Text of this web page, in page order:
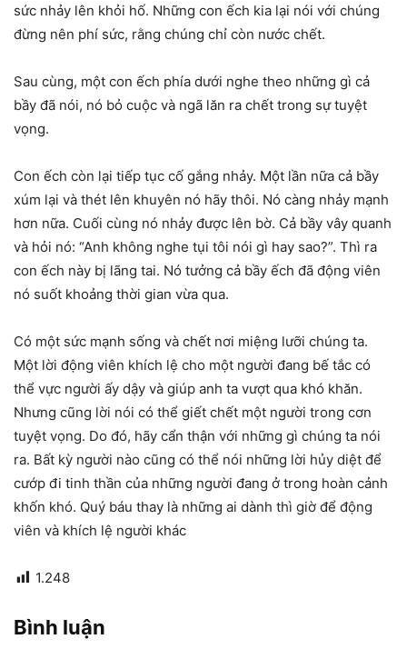
sức nhảy lên khỏi hố. Những con ếch kia lại nói với chúng
đừng nên phí sức, rằng chúng chỉ còn nước chết.
Sau cùng, một con ếch phía dưới nghe theo những gì cả
bầy đã nói, nó bỏ cuộc và ngã lăn ra chết trong sự tuyệt
vọng.
Con ếch còn lại tiếp tục cố gắng nhảy. Một lần nữa cả bầy
xúm lại và thét lên khuyên nó hãy thôi. Nó càng nhảy mạnh
hơn nữa. Cuối cùng nó nhảy được lên bờ. Cả bầy vây quanh
và hỏi nó: “Anh không nghe tụi tôi nói gì hay sao?”. Thì ra
con ếch này bị lãng tai. Nó tưởng cả bầy ếch đã động viên
nó suốt khoảng thời gian vừa qua.
Có một sức mạnh sống và chết nơi miệng lưỡi chúng ta.
Một lời động viên khích lệ cho một người đang bế tắc có
thể vực người ấy dậy và giúp anh ta vượt qua khó khăn.
Nhưng cũng lời nói có thể giết chết một người trong cơn
tuyệt vọng. Do đó, hãy cẩn thận với những gì chúng ta nói
ra. Bất kỳ người nào cũng có thể nói những lời hủy diệt để
cướp đi tinh thần của những người đang ở trong hoàn cảnh
khốn khó. Quý báu thay là những ai dành thì giờ để động
viên và khích lệ người khác
1.248
Bình luận